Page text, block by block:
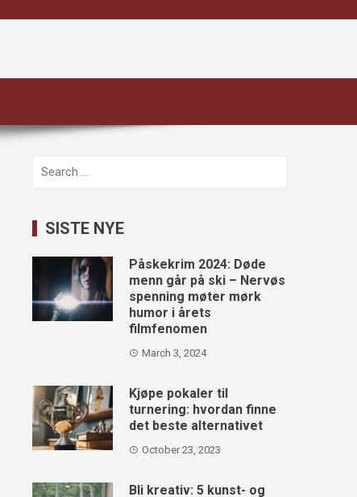
Search
SISTE NYE
Påskekrim 2024: Døde
menn går på ski – Nervøs
spenning møter mørk
humor i årets
filmfenomen
March 3, 2024
Kjøpe pokaler til
turnering: hvordan finne
det beste alternativet
October 23, 2023
Bli kreativ: 5 kunst- og